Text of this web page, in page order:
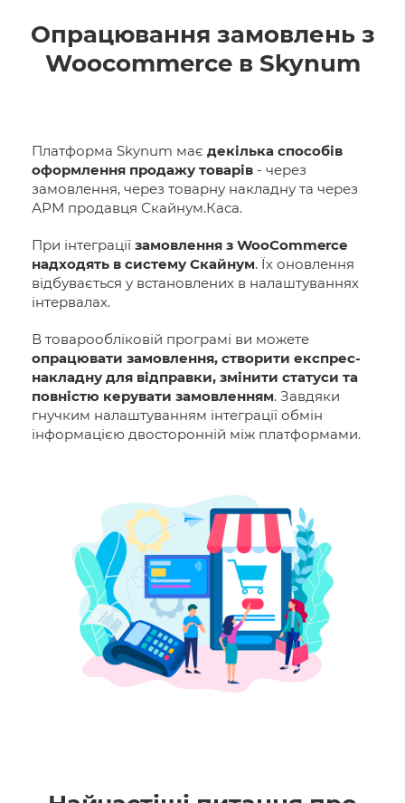
Опрацювання замовлень з
Woocommerce в Skynum
Платформа Skynum має декілька способів
оформлення продажу товарів - через
замовлення, через товарну накладну та через
АРМ продавця Скайнум.Каса.
При інтеграції замовлення з WooCommerce
надходять в систему Скайнум. Їх оновлення
відбувається у встановлених в налаштуваннях
інтервалах.
В товарообліковій програмі ви можете
опрацювати замовлення, створити експрес-
накладну для відправки, змінити статуси та
повністю керувати замовленням. Завдяки
гнучким налаштуванням інтеграції обмін
інформацією двосторонній між платформами.